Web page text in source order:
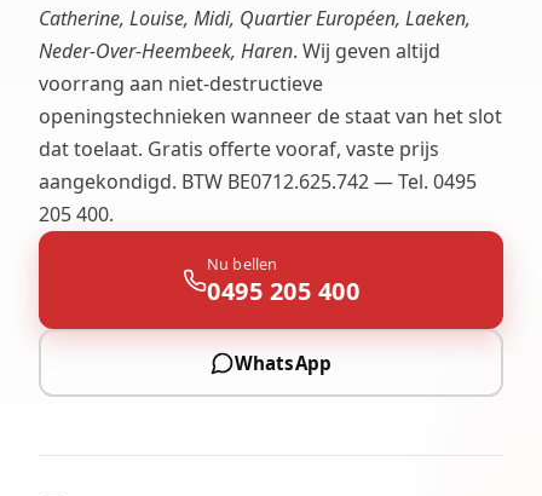
Catherine, Louise, Midi, Quartier Européen, Laeken,
Neder-Over-Heembeek, Haren. Wij geven altijd
voorrang aan niet-destructieve
openingstechnieken wanneer de staat van het slot
dat toelaat. Gratis offerte vooraf, vaste prijs
aangekondigd. BTW BE0712.625.742 — Tel. 0495
205 400.
Nu bellen
0495 205 400
WhatsApp